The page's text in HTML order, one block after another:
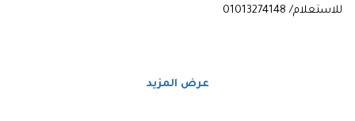
للاستعلام/ 01013274148
عرض المزيد